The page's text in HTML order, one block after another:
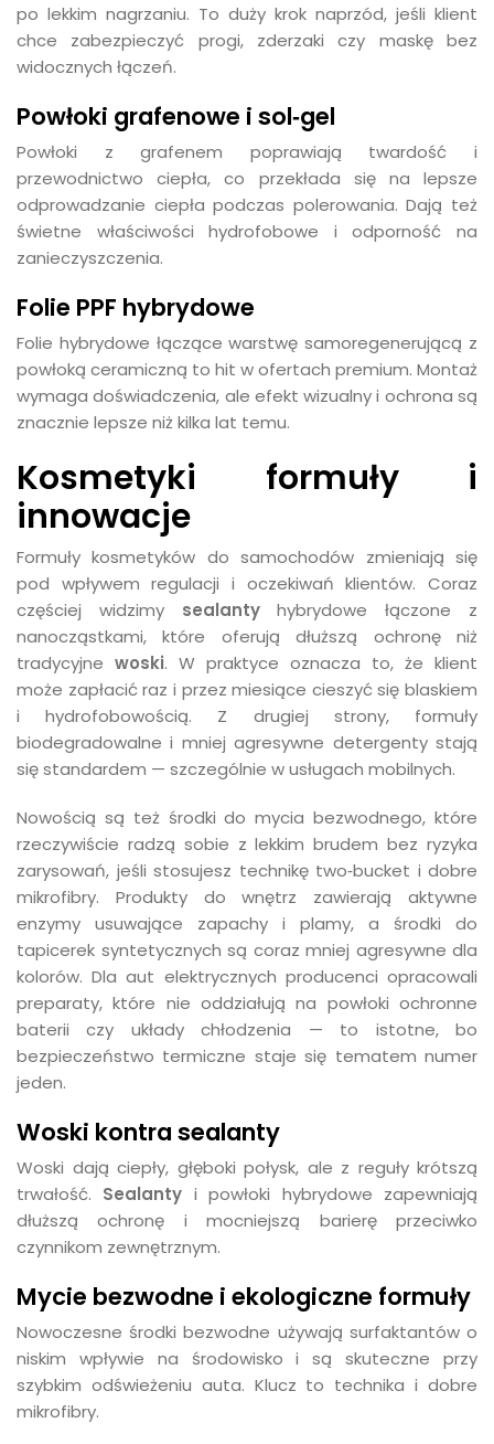
po lekkim nagrzaniu. To duży krok naprzód, jeśli klient
chce zabezpieczyć progi, zderzaki czy maskę bez
widocznych łączeń.
Powłoki grafenowe i sol‑gel
Powłoki z grafenem poprawiają twardość i
przewodnictwo ciepła, co przekłada się na lepsze
odprowadzanie ciepła podczas polerowania. Dają też
świetne właściwości hydrofobowe i odporność na
zanieczyszczenia.
Folie PPF hybrydowe
Folie hybrydowe łączące warstwę samoregenerującą z
powłoką ceramiczną to hit w ofertach premium. Montaż
wymaga doświadczenia, ale efekt wizualny i ochrona są
znacznie lepsze niż kilka lat temu.
Kosmetyki formuły i
innowacje
Formuły kosmetyków do samochodów zmieniają się
pod wpływem regulacji i oczekiwań klientów. Coraz
częściej widzimy sealantyhybrydowe łączone z
nanocząstkami, które oferują dłuższą ochronę niż
tradycyjne woski. W praktyce oznacza to, że klient
może zapłacić raz i przez miesiące cieszyć się blaskiem
i hydrofobowością. Z drugiej strony, formuły
biodegradowalne i mniej agresywne detergenty stają
się standardem — szczególnie w usługach mobilnych.
Nowością są też środki do mycia bezwodnego, które
rzeczywiście radzą sobie z lekkim brudem bez ryzyka
zarysowań, jeśli stosujesz technikę two‑bucket i dobre
mikrofibry. Produkty do wnętrz zawierają aktywne
enzymy usuwające zapachy i plamy, a środki do
tapicerek syntetycznych są coraz mniej agresywne dla
kolorów. Dla aut elektrycznych producenci opracowali
preparaty, które nie oddziałują na powłoki ochronne
baterii czy układy chłodzenia — to istotne, bo
bezpieczeństwo termiczne staje się tematem numer
jeden.
Woski kontra sealanty
Woski dają ciepły, głęboki połysk, ale z reguły krótszą
trwałość. Sealanty i powłoki hybrydowe zapewniają
dłuższą ochronę i mocniejszą barierę przeciwko
czynnikom zewnętrznym.
Mycie bezwodne i ekologiczne formuły
Nowoczesne środki bezwodne używają surfaktantów o
niskim wpływie na środowisko i są skuteczne przy
szybkim odświeżeniu auta. Klucz to technika i dobre
mikrofibry.